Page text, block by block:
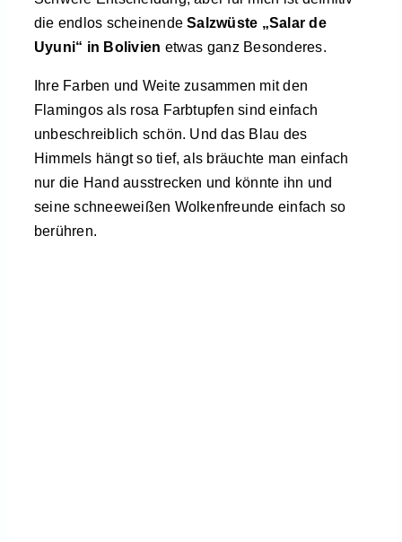
die endlos scheinende Salzwüste „Salar de
Uyuni“ in Bolivien etwas ganz Besonderes.
Ihre Farben und Weite zusammen mit den
Flamingos als rosa Farbtupfen sind einfach
unbeschreiblich schön. Und das Blau des
Himmels hängt so tief, als bräuchte man einfach
nur die Hand ausstrecken und könnte ihn und
seine schneeweißen Wolkenfreunde einfach so
berühren.